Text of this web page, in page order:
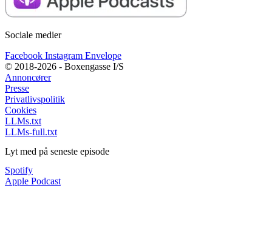
Sociale medier
Facebook Instagram Envelope
© 2018-2026 - Boxengasse I/S
Annoncører
Presse
Privatlivspolitik
Cookies
LLMs.txt
LLMs-full.txt
Lyt med på seneste episode
Spotify
Apple Podcast